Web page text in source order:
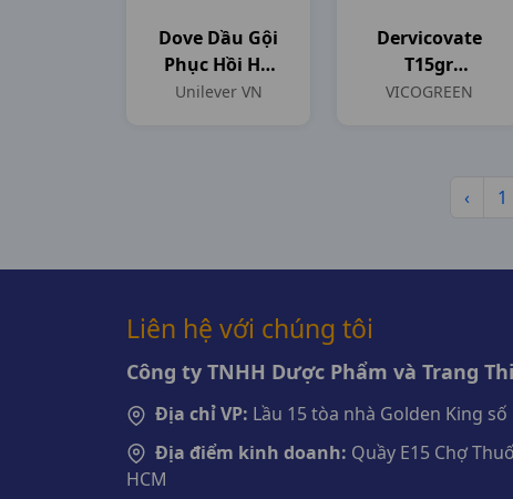
Dove Dầu Gội
Phục Hồi Hư
Tổn C854ml
Unilever VN
Dervicovate
T15gr
VICOGREEN
VICOGREEN
‹ 1
Liên hệ với chúng tôi
Công ty TNHH Dược Phẩm và Trang
Địa chỉ VP: Lầu 15 tòa nhà Golden King số
Địa điểm kinh doanh: Quầy E15 Chợ
HCM